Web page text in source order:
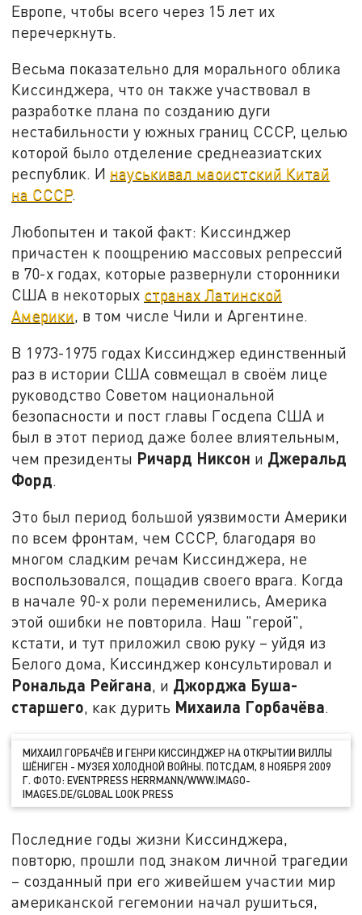
Европе, чтобы всего через 15 лет их
перечеркнуть.
Весьма показательно для морального облика
Киссинджера, что он также участвовал в
разработке плана по созданию дуги
нестабильности у южных границ СССР, целью
которой было отделение среднеазиатских
республик. И науськивал маоистский Китай
на СССР.
Любопытен и такой факт: Киссинджер
причастен к поощрению массовых репрессий
в 70-х годах, которые развернули сторонники
США в некоторых странах Латинской
Америки, в том числе Чили и Аргентине.
В 1973-1975 годах Киссинджер единственный
раз в истории США совмещал в своём лице
руководство Советом национальной
безопасности и пост главы Госдепа США и
был в этот период даже более влиятельным,
чем президенты Ричард Никсон и Джеральд
Форд.
Это был период большой уязвимости Америки
по всем фронтам, чем СССР, благодаря во
многом сладким речам Киссинджера, не
воспользовался, пощадив своего врага. Когда
в начале 90-х роли переменились, Америка
этой ошибки не повторила. Наш "герой",
кстати, и тут приложил свою руку – уйдя из
Белого дома, Киссинджер консультировал и
Рональда Рейгана, и Джорджа Буша-
старшего, как дурить Михаила Горбачёва.
МИХАИЛ ГОРБАЧЁВ И ГЕНРИ КИССИНДЖЕР НА ОТКРЫТИИ ВИЛЛЫ
ШЁНИГЕН - МУЗЕЯ ХОЛОДНОЙ ВОЙНЫ. ПОТСДАМ, 8 НОЯБРЯ 2009
Г. ФОТО: EVENTPRESS HERRMANN/WWW.IMAGO-
IMAGES.DE/GLOBAL LOOK PRESS
Последние годы жизни Киссинджера,
повторю, прошли под знаком личной трагедии
– созданный при его живейшем участии мир
американской гегемонии начал рушиться,